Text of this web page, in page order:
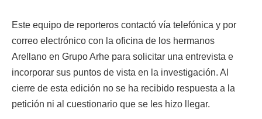
Este equipo de reporteros contactó vía telefónica y por
correo electrónico con la oficina de los hermanos
Arellano en Grupo Arhe para solicitar una entrevista e
incorporar sus puntos de vista en la investigación. Al
cierre de esta edición no se ha recibido respuesta a la
petición ni al cuestionario que se les hizo llegar.